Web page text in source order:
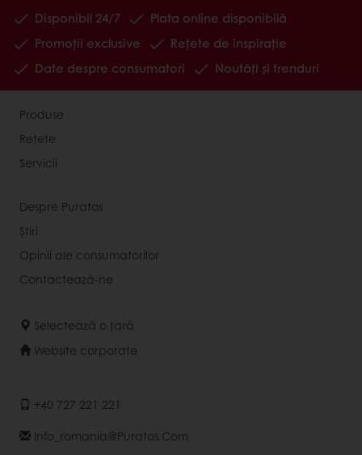
Disponibil 24/7
Plata online disponibilă
Promoții exclusive
Rețete de inspirație
Date despre consumatori
Noutăți și trenduri
Produse
Rețete
Servicii
Despre Puratos
Știri
Opinii ale consumatorilor
Contactează-ne
Selectează o țară
Website corporate
+40 727 221 221
Info_romania@puratos.com